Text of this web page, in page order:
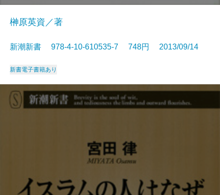
榊原英資／著
新潮新書 978-4-10-610535-7 748円 2013/09/14
新書電子書籍あり